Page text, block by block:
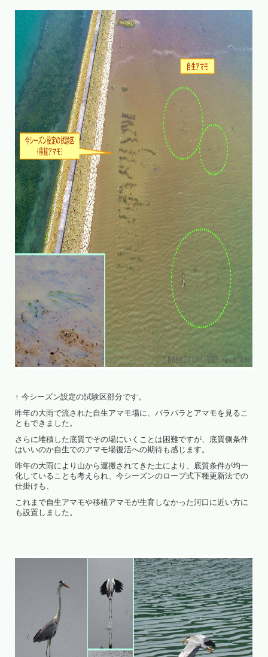
↑ 今シーズン設定の試験区部分です。
昨年の大雨で流された自生アマモ場に、パラパラとアマモを見るこ
ともできました。
さらに堆積した底質でその場にいくことは困難ですが、底質側条件
はいいのか自生でのアマモ場復活への期待も感じます。
昨年の大雨により山から運搬されてきた土により、底質条件が均一
化していることも考えられ、今シーズンのロープ式下種更新法での
仕掛けも、
これまで自生アマモや移植アマモが生育しなかった河口に近い方に
も設置しました。